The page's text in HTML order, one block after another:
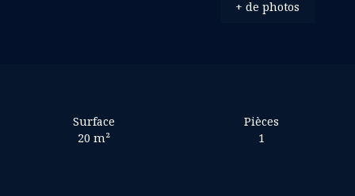
+ de photos
Surface
20 m²
Pièces
1